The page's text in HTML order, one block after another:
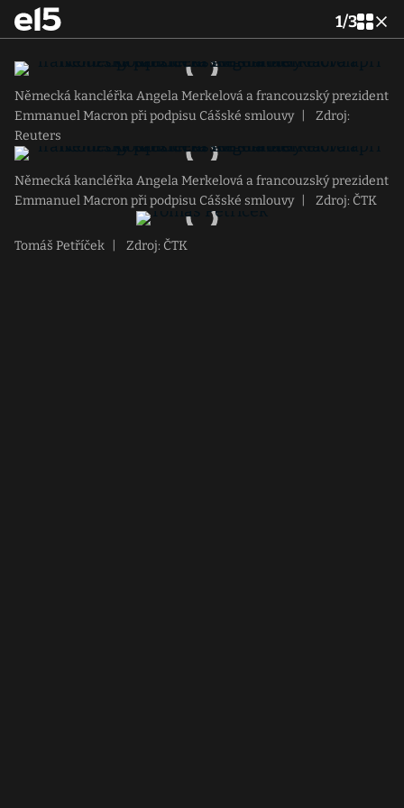
1/3
Německá kancléřka Angela Merkelová a francouzský prezident
Emmanuel Macron při podpisu Cášské smlouvy
Zdroj:
Reuters
Německá kancléřka Angela Merkelová a francouzský prezident
Emmanuel Macron při podpisu Cášské smlouvy
Zdroj: ČTK
Tomáš Petříček Zdroj: ČTK